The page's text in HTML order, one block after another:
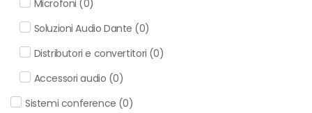
Microfoni (0)
Soluzioni Audio Dante (0)
Distributori e convertitori (0)
Accessori audio (0)
Sistemi conference (0)